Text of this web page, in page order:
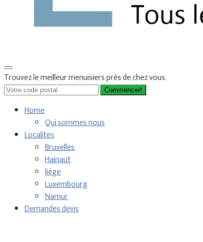
Trouvez le meilleur menuisiers près de chez vous.
Commencer!
Home
Qui sommes nous
Localites
Bruxelles
Hainaut
liège
Luxembourg
Namur
Demandes devis